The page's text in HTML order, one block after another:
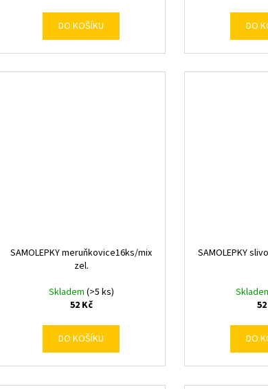
DO KOŠÍKU DO
SAMOLEPKY meruňkovice16ks/mix
zel.
Skladem (>5 ks)
52 Kč
DO KOŠÍKU
SAMOLEPKY
DO